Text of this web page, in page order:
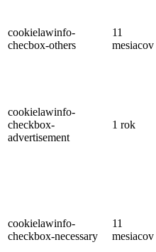
cookielawinfo-
checbox-others
11
mesiacov
cookielawinfo-
checkbox-
advertisement
1 rok
cookielawinfo-
checkbox-necessary
11
mesiacov